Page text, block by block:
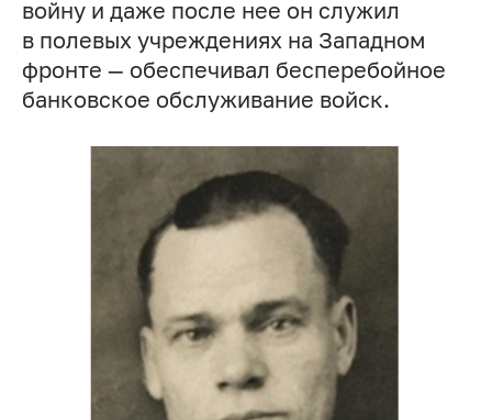
войну и даже после нее он служил
в полевых учреждениях на Западном
фронте — обеспечивал бесперебойное
банковское обслуживание войск.